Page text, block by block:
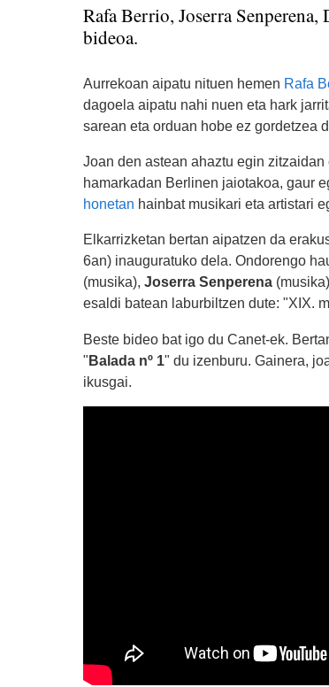
Rafa Berrio, Joserra
bideoa.
Aurrekoan aipatu nituen hemen Rafa
dagoela aipatu nahi nuen eta hark
sarean eta orduan hobe ez gordetzea
Joan den astean ahaztu egin
hamarkadan Berlinen jaiotakoa, gaur
honetan hainbat musikari eta artistari
Elkarrizketan bertan aipatzen da
6an) inauguratuko dela. Ondorengo
(musika), Joserra Senperena
esaldi batean laburbiltzen dute: "XIX.
Beste bideo bat igo du Canet-ek.
"Balada nº 1" du izenburu. Gainera,
ikusgai.